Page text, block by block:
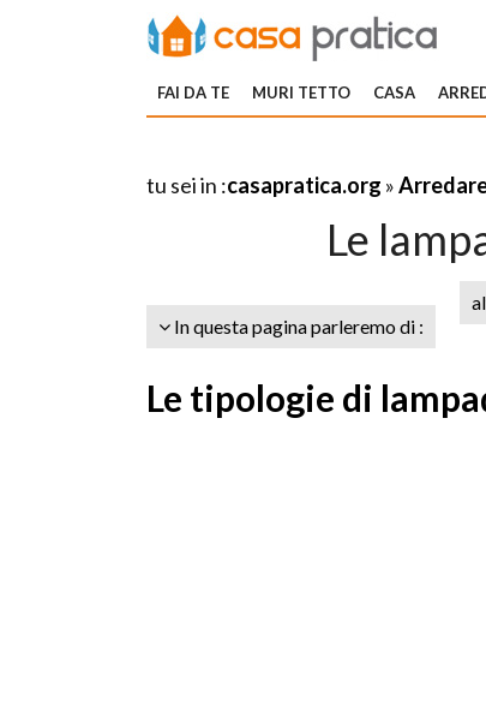
FAI DA TE MURI TETTO CASA
tu sei in :casapratica.org »
Le
In questa pagina parleremo di :
Le tipologie di